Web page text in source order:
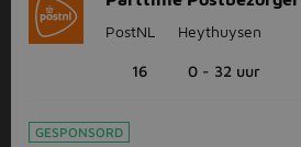
PostNL Heythuysen
16 0 - 32 uur
GESPONSORD